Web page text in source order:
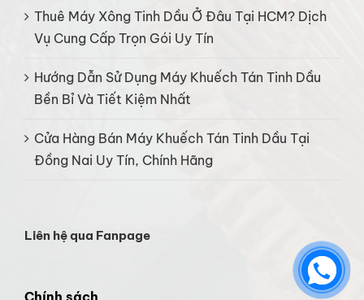
Thuê Máy Xông Tinh Dầu Ở Đâu Tại HCM? Dịch
Vụ Cung Cấp Trọn Gói Uy Tín
Hướng Dẫn Sử Dụng Máy Khuếch Tán Tinh Dầu
Bền Bỉ Và Tiết Kiệm Nhất
Cửa Hàng Bán Máy Khuếch Tán Tinh Dầu Tại
Đồng Nai Uy Tín, Chính Hãng
Liên hệ qua Fanpage
Chính sách